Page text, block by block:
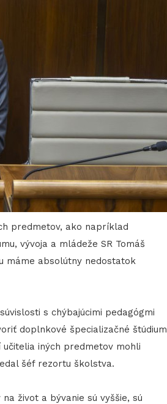
predmetov, ako napríklad
vývoja a mládeže SR Tomáš
máme absolútny nedostatok
s chýbajúcimi pedagógmi
doplnkové špecializačné štúdium
iných predmetov mohli
šéf rezortu školstva.
život a bývanie sú vyššie, sú